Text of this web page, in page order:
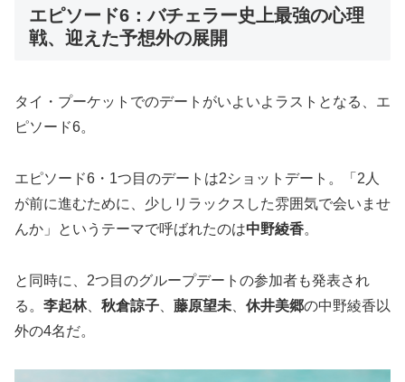
エピソード6：バチェラー史上最強の心理
戦、迎えた予想外の展開
タイ・プーケットでのデートがいよいよラストとなる、エ
ピソード6。
エピソード6・1つ目のデートは2ショットデート。「2人
が前に進むために、少しリラックスした雰囲気で会いませ
んか」というテーマで呼ばれたのは中野綾香。
と同時に、2つ目のグループデートの参加者も発表され
る。 李起林、 秋倉諒子 藤原望未 休井美郷の中野綾香以
外の4名だ。